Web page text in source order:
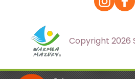
Copyright 2026